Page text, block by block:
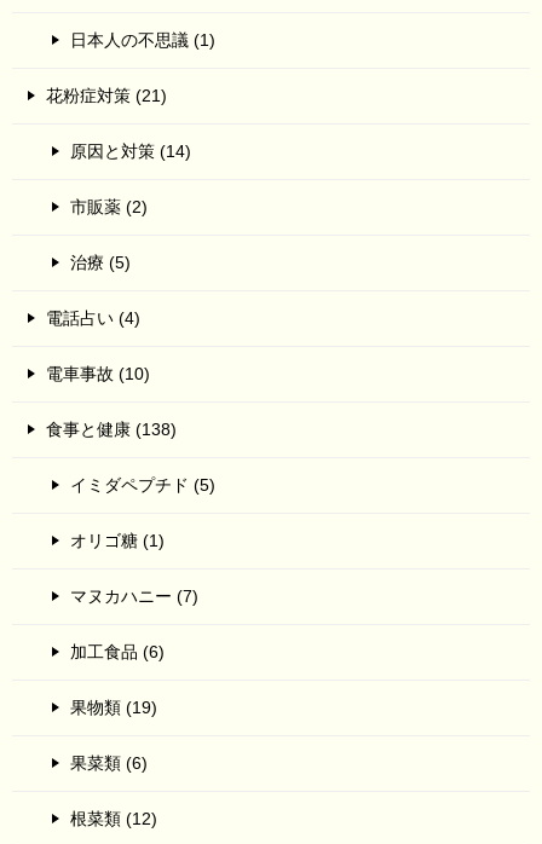
日本人の不思議 (1)
花粉症対策 (21)
原因と対策 (14)
市販薬 (2)
治療 (5)
電話占い (4)
電車事故 (10)
食事と健康 (138)
イミダペプチド (5)
オリゴ糖 (1)
マヌカハニー (7)
加工食品 (6)
果物類 (19)
果菜類 (6)
根菜類 (12)